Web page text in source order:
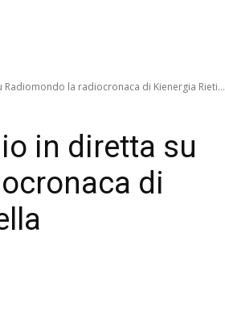
la radiocronaca di Kienergia Rieti...
in diretta su
di